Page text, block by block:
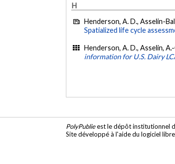
H
Henderson, A. D., Asselin-
Spatialized life cycle
Henderson, A. D., Asselin, A.-
information for U.S. Dairy
PolyPublieest le dépôt institutionnel
Site développé à l'aide du logiciel